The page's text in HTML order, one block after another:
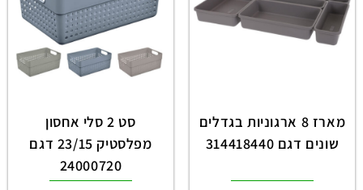
מארז 8 ארגוניות בגדלים
שונים דגם 314418440
סט 2 סלי אחסון
מפלסטיק 23/15 דגם
24000720